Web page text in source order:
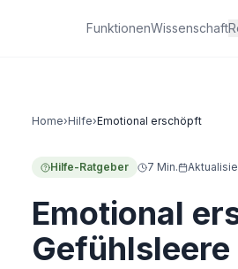
FunktionenWissenschaft
Home›Hilfe›Emotional erschöpft
Hilfe-Ratgeber 7 Min.
Emotional